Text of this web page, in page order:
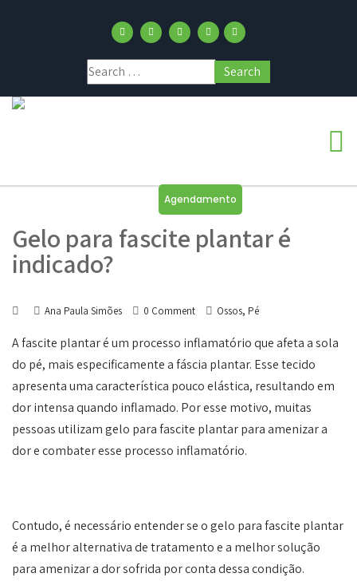
Agendamento
Gelo para fascite plantar é
indicado?
Ana Paula Simões 0 Comment Ossos, Pé
A fascite plantar é um processo inflamatório que afeta a sola
do pé, mais especificamente a fáscia plantar. Esse tecido
apresenta uma característica pouco elástica, resultando em
dor intensa quando inflamado. Por esse motivo, muitas
pessoas utilizam gelo para fascite plantar para amenizar a
dor e combater esse processo inflamatório.
Contudo, é necessário entender se o gelo para fascite plantar
é a melhor alternativa de tratamento e a melhor solução
para amenizar a dor sofrida por conta dessa condição.